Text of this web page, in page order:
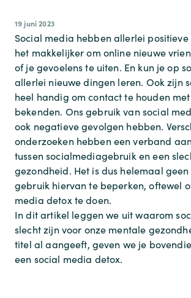
19 juni 2023
Social media hebben allerlei positieve
het makkelijker om online nieuwe
of je gevoelens te uiten. En kun je op
allerlei nieuwe dingen leren. Ook zijn
heel handig om contact te houden
bekenden. Ons gebruik van social
ook negatieve gevolgen hebben.
onderzoeken hebben een verband
tussen socialmediagebruik en een
gezondheid. Het is dus helemaal
gebruik hiervan te beperken, oftewel
media detox te doen.
In dit artikel leggen we uit waarom
slecht zijn voor onze mentale
titel al aangeeft, geven we je
een social media detox.